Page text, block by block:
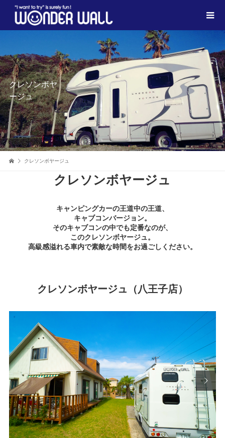
クレソンボヤ
ージュ
クレソンボヤージュ
クレソンボヤージュ
キャンピングカーの王道中の王道、
キャブコンバージョン。
そのキャブコンの中でも定番なのが、
このクレソンボヤージュ。
高級感溢れる車内で素敵な時間をお過ごしください。
クレソンボヤージュ（八王子店）
